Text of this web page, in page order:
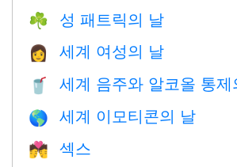
☘️ 성 패트릭의 날
👩 세계 여성의 날
🥤 세계 음주와 알코올 통
🌎 세계 이모티콘의 날
💏 섹스